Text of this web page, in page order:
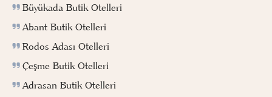
Büyükada Butik Otelleri
Abant Butik Otelleri
Rodos Adası Otelleri
Çeşme Butik Otelleri
Adrasan Butik Otelleri